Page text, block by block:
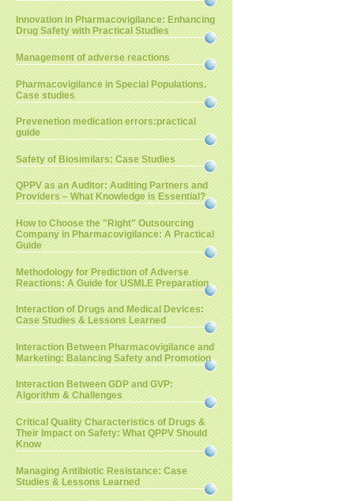
Innovation in Pharmacovigilance: Enhancing
Drug Safety with Practical Studies
Management of adverse reactions
Pharmacovigilance in Special Populations.
Case studies
Prevenetion medication errors:practical
guide
Safety of Biosimilars: Case Studies
QPPV as an Auditor: Auditing Partners and
Providers – What Knowledge is Essential?
How to Choose the "Right" Outsourcing
Company in Pharmacovigilance: A Practical
Guide
Methodology for Prediction of Adverse
Reactions: A Guide for USMLE Preparation
Interaction of Drugs and Medical Devices:
Case Studies & Lessons Learned
Interaction Between Pharmacovigilance and
Marketing: Balancing Safety and Promotion
Interaction Between GDP and GVP:
Algorithm & Challenges
Critical Quality Characteristics of Drugs &
Their Impact on Safety: What QPPV Should
Know
Managing Antibiotic Resistance: Case
Studies & Lessons Learned